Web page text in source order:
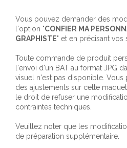
Vous pouvez demander des
l'option "CONFIER MA
GRAPHISTE" et en précisant vos
Toute commande de produit
l'envoi d'un BAT au format JPG
visuel n'est pas disponible.
des ajustements sur cette
le droit de refuser une
contraintes techniques.
Veuillez noter que les
de préparation supplémentaire.